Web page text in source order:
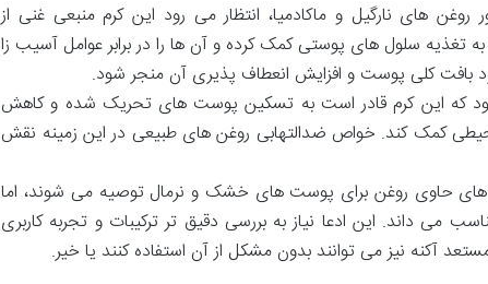
های نارگیل و ماکادمیا، انتظار می رود این کرم منبعی غنی از
سلول های پوستی کمک کرده و آن ها را در برابر عوامل آسیب زا
بافت کلی پوست و افزایش انعطاف پذیری آن منجر شود.
که این کرم قادر است به تسکین پوست های تحریک شده و کاهش
کمک کند. خواص ضدالتهابی روغن های طبیعی در این زمینه نقش
های حاوی روغن برای پوست های خشک و نرمال توصیه می شوند، اما
می داند. این ادعا نیاز به بررسی دقیق تر ترکیبات و تجربه کاربری
آکنه نیز می توانند بدون مشکل از آن استفاده کنند یا خیر.